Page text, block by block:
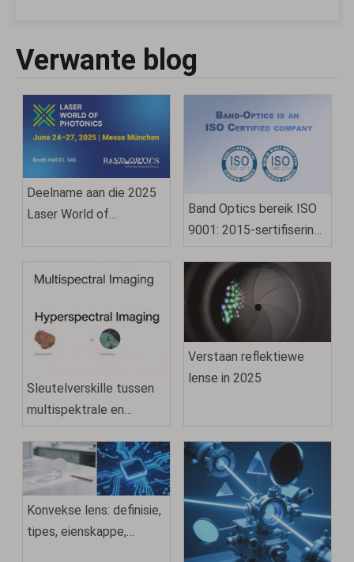
Verwante blog
Deelname aan die 2025
Laser World of
Band Optics bereik ISO
9001: 2015-sertifisering:
kwaliteit en
uitnemendheid
Sleutelverskille tussen
multispektrale en
Verstaan ​​reflektiewe
lense in 2025
Konvekse lens: definisie,
tipes, eienskappe,